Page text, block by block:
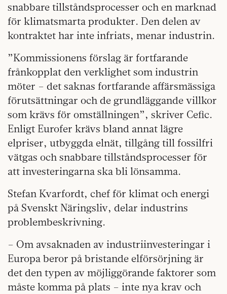
snabbare tillståndsprocesser och en marknad
för klimatsmarta produkter. Den delen av
kontraktet har inte infriats, menar industrin.
”Kommissionens förslag är fortfarande
frånkopplat den verklighet som industrin
möter – det saknas fortfarande affärsmässiga
förutsättningar och de grundläggande villkor
som krävs för omställningen”, skriver Cefic.
Enligt Eurofer krävs bland annat lägre
elpriser, utbyggda elnät, tillgång till fossilfri
vätgas och snabbare tillståndsprocesser för
att investeringarna ska bli lönsamma.
Stefan Kvarfordt, chef för klimat och energi
på Svenskt Näringsliv, delar industrins
problembeskrivning.
– Om avsaknaden av industriinvesteringar i
Europa beror på bristande elförsörjning är
det den typen av möjliggörande faktorer som
måste komma på plats – inte nya krav och